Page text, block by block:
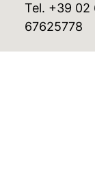
Tel. +39 02
67625778